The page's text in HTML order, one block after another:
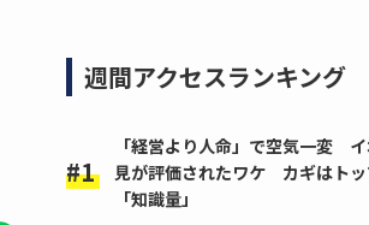
週間アクセスランキング
「経営より人命」で空気一変
見が評価されたワケ カギはトッ
「知識量」